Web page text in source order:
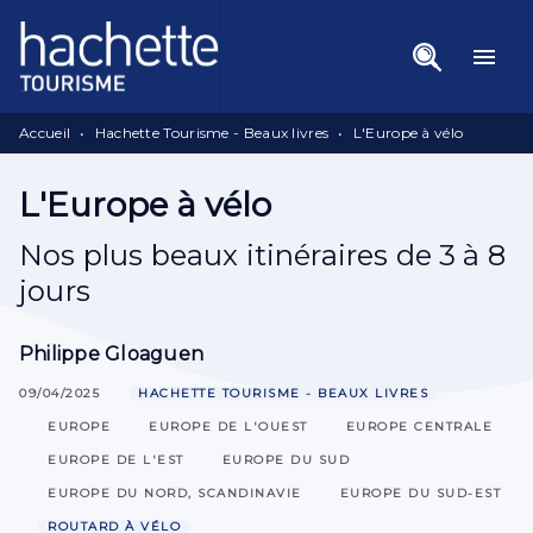
Menu Recherche
Pied De Page
menu
Accueil • Hachette Tourisme - Beaux livres • L'Europe à vélo
L'Europe à vélo
Nos plus beaux itinéraires de 3 à 8
jours
Philippe Gloaguen
09/04/2025 HACHETTE TOURISME - BEAUX LIVRES
EUROPE EUROPE DE L'OUEST EUROPE CENTRALE
EUROPE DE L'EST EUROPE DU SUD
EUROPE DU NORD, SCANDINAVIE EUROPE DU SUD-EST
ROUTARD À VÉLO